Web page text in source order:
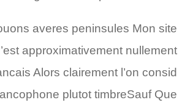
averes peninsules Mon site
approximativement nullement
Alors clairement l’on consid
plutot timbreSauf Que